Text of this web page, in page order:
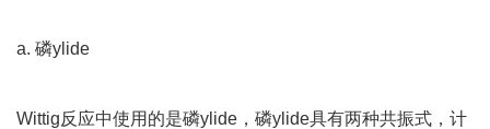
a. 磷ylide
Wittig反应中使用的是磷ylide，磷ylide具有两种共振式，计